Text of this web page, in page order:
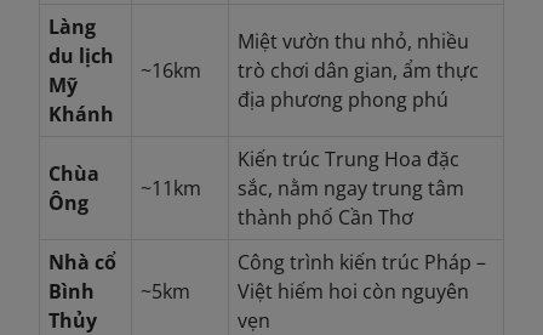
Làng
du lịch
Mỹ
Khánh
~16km
Miệt vườn thu nhỏ, nhiều
trò chơi dân gian, ẩm thực
địa phương phong phú
Chùa
Ông
~11km
Kiến trúc Trung Hoa đặc
sắc, nằm ngay trung tâm
thành phố Cần Thơ
Nhà cổ
Bình
Thủy
~5km
Công trình kiến trúc Pháp –
Việt hiếm hoi còn nguyên
vẹn